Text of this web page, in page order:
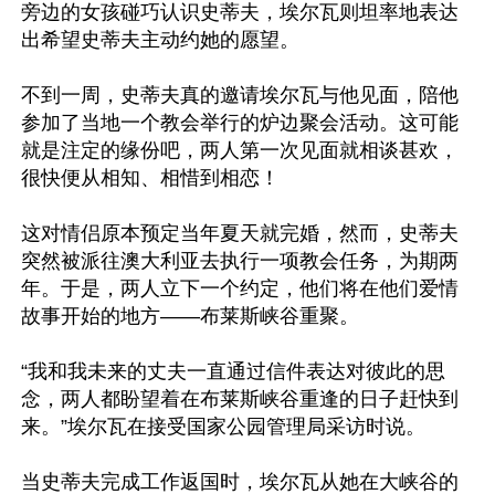
旁边的女孩碰巧认识史蒂夫，埃尔瓦则坦率地表达
出希望史蒂夫主动约她的愿望。
不到一周，史蒂夫真的邀请埃尔瓦与他见面，陪他
参加了当地一个教会举行的炉边聚会活动。这可能
就是注定的缘份吧，两人第一次见面就相谈甚欢，
很快便从相知、相惜到相恋！
这对情侣原本预定当年夏天就完婚，然而，史蒂夫
突然被派往澳大利亚去执行一项教会任务，为期两
年。于是，两人立下一个约定，他们将在他们爱情
故事开始的地方——布莱斯峡谷重聚。
“我和我未来的丈夫一直通过信件表达对彼此的思
念，两人都盼望着在布莱斯峡谷重逢的日子赶快到
来。”埃尔瓦在接受国家公园管理局采访时说。
当史蒂夫完成工作返国时，埃尔瓦从她在大峡谷的